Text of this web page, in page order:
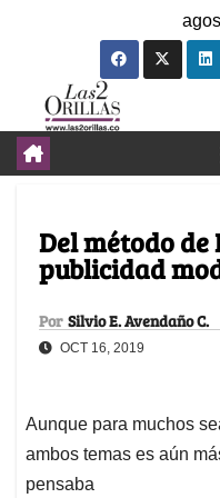
Del método
publicidad
Por Silvio E. Avendaño C.
OCT 16, 2019
Aunque para muchos
ambos temas es aún
pensaba